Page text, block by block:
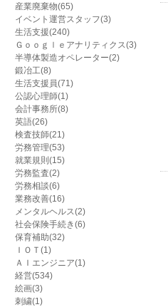
産業廃棄物(65)
イベント運営スタッフ(3)
生活支援(240)
Ｇｏｏｇｌｅアナリティクス(3)
半導体製造オペレーター(2)
鍛冶工(8)
生活支援員(71)
公認心理師(1)
会計事務所(8)
英語(26)
検査技師(21)
労務管理(53)
就業規則(15)
労務監査(2)
労務相談(6)
業務改善(16)
メンタルヘルス(2)
社会保険手続き(6)
保育補助(32)
ＩＯＴ(1)
ＡＩエンジニア(1)
経営(534)
絵画(3)
刺繍(1)